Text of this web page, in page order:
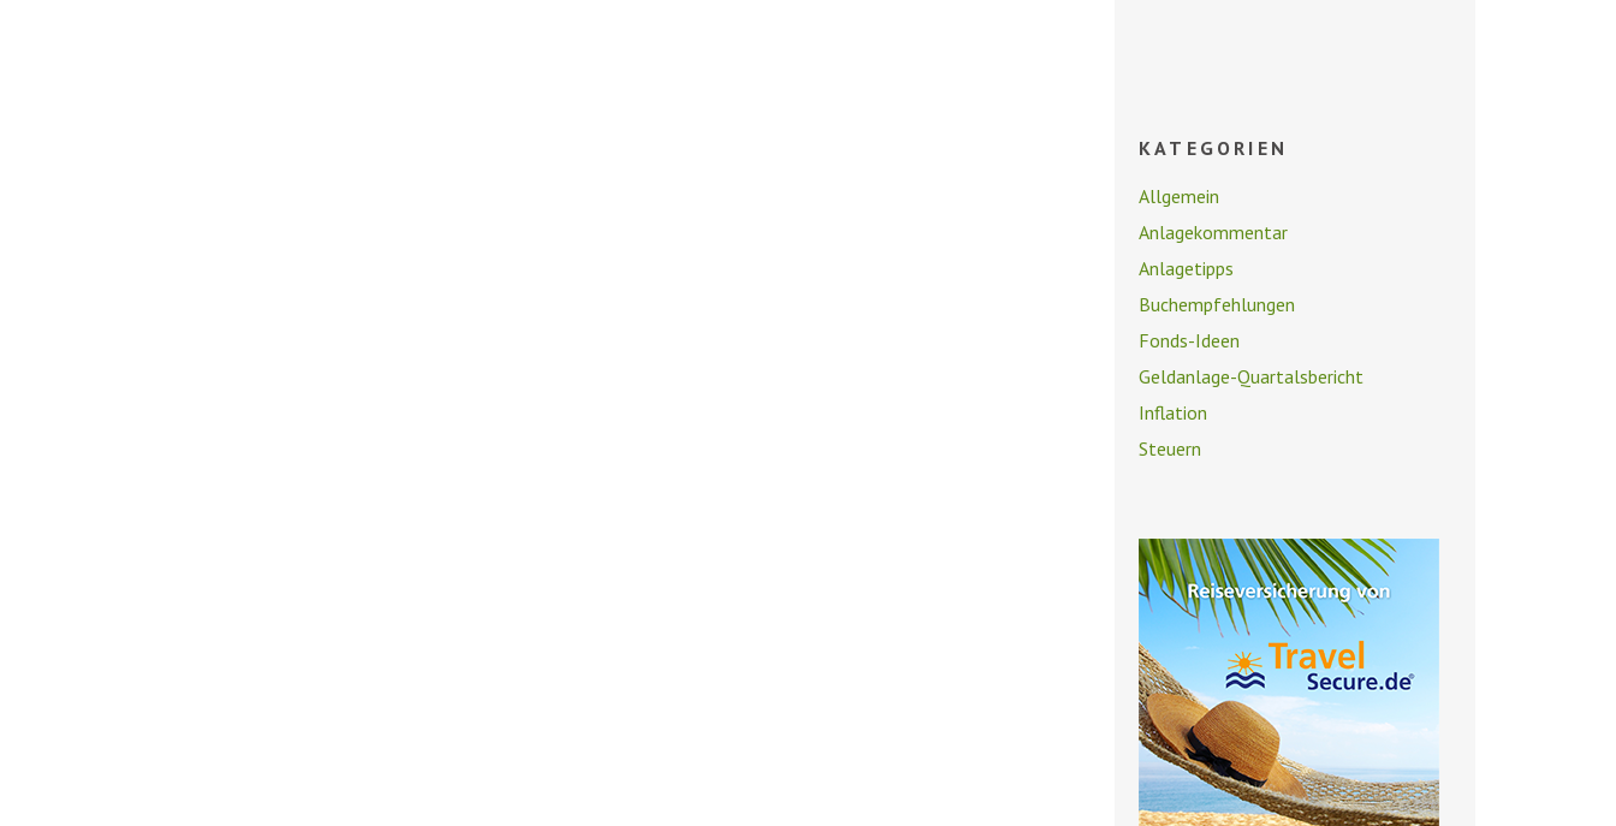
KATEGORIEN
Allgemein
Anlagekommentar
Anlagetipps
Buchempfehlungen
Fonds-Ideen
Geldanlage-Quartalsbericht
Inflation
Steuern